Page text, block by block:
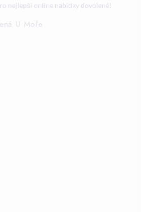
nejlepší online nabídky dovolené!
U Moře